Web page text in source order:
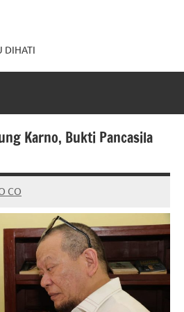
DIHATI
Karno, Bukti Pancasila
CO